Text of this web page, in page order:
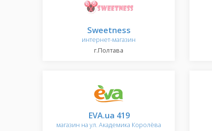
Sweetness
интернет-магазин
г.Полтава
EVA.ua 419
магазин на ул. Академика Королёва